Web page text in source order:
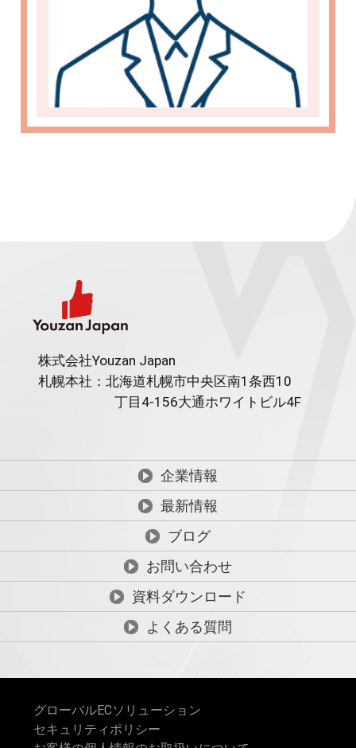
株式会社Youzan Japan
札幌本社：北海道札幌市中央区南1条西10
丁目4-156大通ホワイトビル4F
企業情報
最新情報
ブログ
お問い合わせ
資料ダウンロード
よくある質問
グローバルECソリューション
セキュリティポリシー